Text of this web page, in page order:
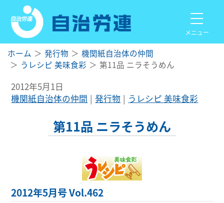
メニュー
ホーム 発行物
機関紙自治体の仲間
うレシピ 美味食彩
第11品 ニラそうめん
2012年5月1日
機関紙自治体の仲間
発行物 うレシピ 美味食彩
第11品 ニラそうめん
2012年5月号 Vol.462